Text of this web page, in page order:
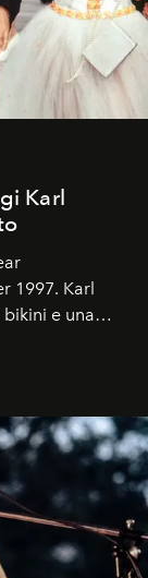
Karl
1997. Karl
e una
dopo,
abbiamo.